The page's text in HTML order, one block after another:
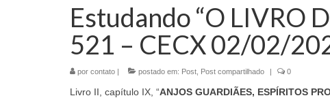
Estudando “O LIVRO
521 – CECX 02/02/
por contato | postado em: Post Post compartilhado | 0
Livro II, capítulo IX, “ANJOS GUARDIÃES, ESPÍRITOS